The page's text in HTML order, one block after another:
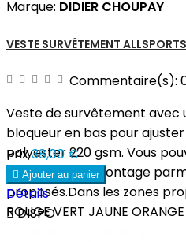
Marque: DIDIER CHOUPAY
VESTE SURVÊTEMENT
Commentaire(s):
Veste de survêtement avec
bloqueur en bas pour ajuster
polyester 220 gsm. Vous
réaliser votre montage
proposés.Dans les zones
ROUGE VERT JAUNE
MARINE GRIS VERT
Prix38,00 €
 Ajouter au panier
Détails
DISPO